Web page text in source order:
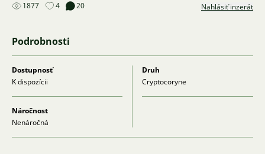
1877 4 20 Nahlásiť inzerát
Podrobnosti
Dostupnosť
K dispozícii
Druh
Cryptocoryne
Náročnost
Nenáročná